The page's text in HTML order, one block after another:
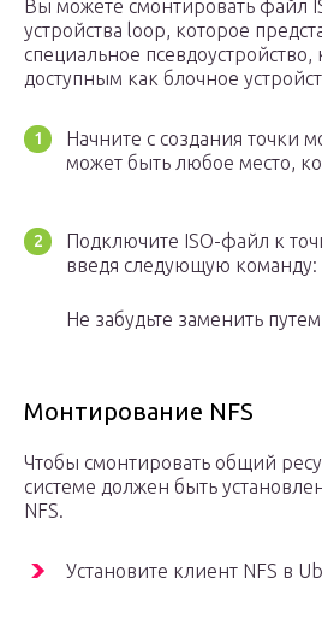
Вы можете смонтировать файл
устройства loop, которое
специальное
доступным как блочное
Начните с создания точки
может быть любое место,
Подключите ISO-файл к
введя следующую команду:
Не забудьте заменить
Монтирование NFS
Чтобы смонтировать общий
системе должен быть
NFS.
Установите клиент NFS в